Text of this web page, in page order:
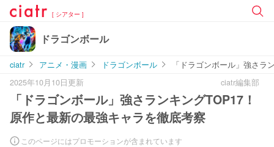
[ シアター ]
ドラゴンボール
ciatr アニメ・漫画 ドラゴンボール
「ドラゴンボール」強さラ
2025年10月10日更新
ciatr編集部
「ドラゴンボール」強さランキングTOP17！
原作と最新の最強キャラを徹底考察
このページにはプロモーションが含まれています